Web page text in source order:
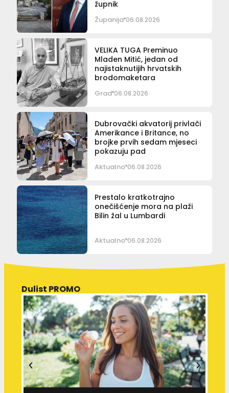
župnik
Županija 06.08.2026
VELIKA TUGA Preminuo
Mladen Mitić, jedan od
najistaknutijih hrvatskih
brodomaketara
Grad 06.08.2026
Dubrovački akvatorij privlači
Amerikance i Britance, no
brojke prvih sedam mjeseci
pokazuju pad
Aktualno 06.08.2026
Prestalo kratkotrajno
onečišćenje mora na plaži
Bilin žal u Lumbardi
Aktualno 06.08.2026
Dulist PROMO